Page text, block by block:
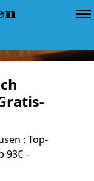
: Top-
93€ –